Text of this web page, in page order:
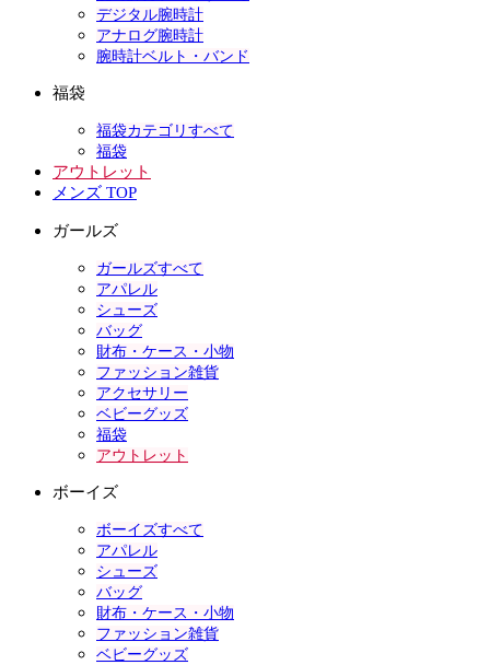
デジタル腕時計
アナログ腕時計
腕時計ベルト・バンド
福袋
福袋カテゴリすべて
福袋
アウトレット
メンズ TOP
ガールズ
ガールズすべて
アパレル
シューズ
バッグ
財布・ケース・小物
ファッション雑貨
アクセサリー
ベビーグッズ
福袋
アウトレット
ボーイズ
ボーイズすべて
アパレル
シューズ
バッグ
財布・ケース・小物
ファッション雑貨
ベビーグッズ